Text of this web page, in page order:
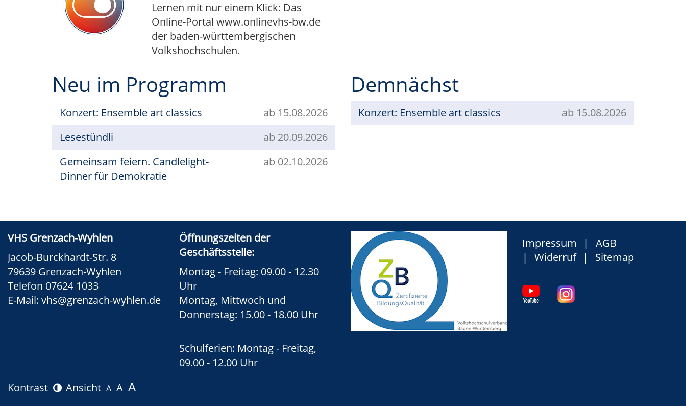
Lernen mit nur einem Klick: Das
Online-Portal www.onlinevhs-bw.de
der baden-württembergischen
Volkshochschulen.
Neu im Programm
Konzert: Ensemble art classics
ab 15.08.2026
Lesestündli
ab 20.09.2026
Gemeinsam feiern. Candlelight-
Dinner für Demokratie
ab 02.10.2026
Demnächst
Konzert: Ensemble art classics ab 15.08.2026
VHS Grenzach-Wyhlen
Jacob-Burckhardt-Str. 8
79639 Grenzach-Wyhlen
Telefon 07624 1033
E-Mail: vhs@grenzach-wyhlen.de
Öffnungszeiten der
Geschäftsstelle:
Montag - Freitag: 09.00 - 12.30
Uhr
Montag, Mittwoch und
Donnerstag: 15.00 - 18.00 Uhr
Schulferien: Montag - Freitag,
09.00 - 12.00 Uhr
Impressum
AGB
Widerruf
Sitemap
Kontrast Ansicht A A A